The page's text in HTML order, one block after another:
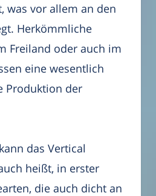
was vor allem an den
Herkömmliche
Freiland oder auch im
eine wesentlich
Produktion der
das Vertical
heißt, in erster
die auch dicht an